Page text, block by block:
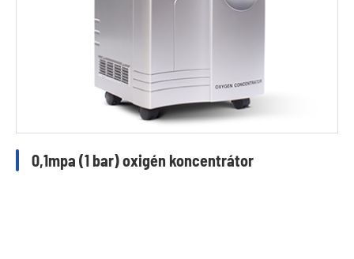
0,1mpa (1 bar) oxigén koncentrátor